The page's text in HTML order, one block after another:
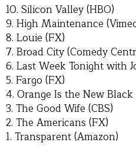
10. Silicon Valley (HBO)
9. High Maintenance
8. Louie (FX)
7. Broad City (Comedy
6. Last Week Tonight with
5. Fargo (FX)
4. Orange Is the New
3. The Good Wife (CBS)
2. The Americans (FX)
1. Transparent (Amazon)